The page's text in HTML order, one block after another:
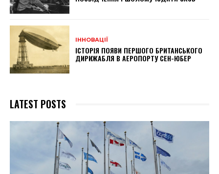
ІННОВАЦІЇ
ІСТОРІЯ ПОЯВИ ПЕРШОГО БРИТАНСЬКОГО
ДИРИЖАБЛЯ В АЕРОПОРТУ СЕН-ЮБЕР
LATEST POSTS